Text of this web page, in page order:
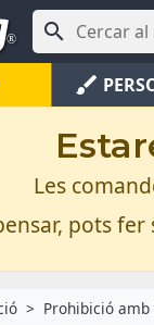

brush
Les
pots fer
Prohibició